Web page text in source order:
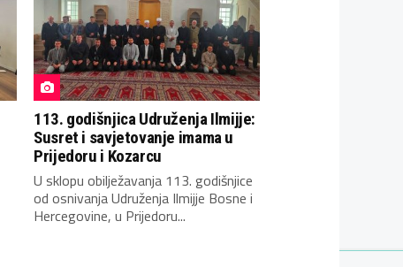
113. godišnjica Udruženja Ilmijje:
Susret i savjetovanje imama u
Prijedoru i Kozarcu
U sklopu obilježavanja 113. godišnjice
od osnivanja Udruženja Ilmijje Bosne i
Hercegovine, u Prijedoru...